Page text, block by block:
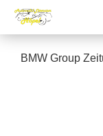
BMW Group